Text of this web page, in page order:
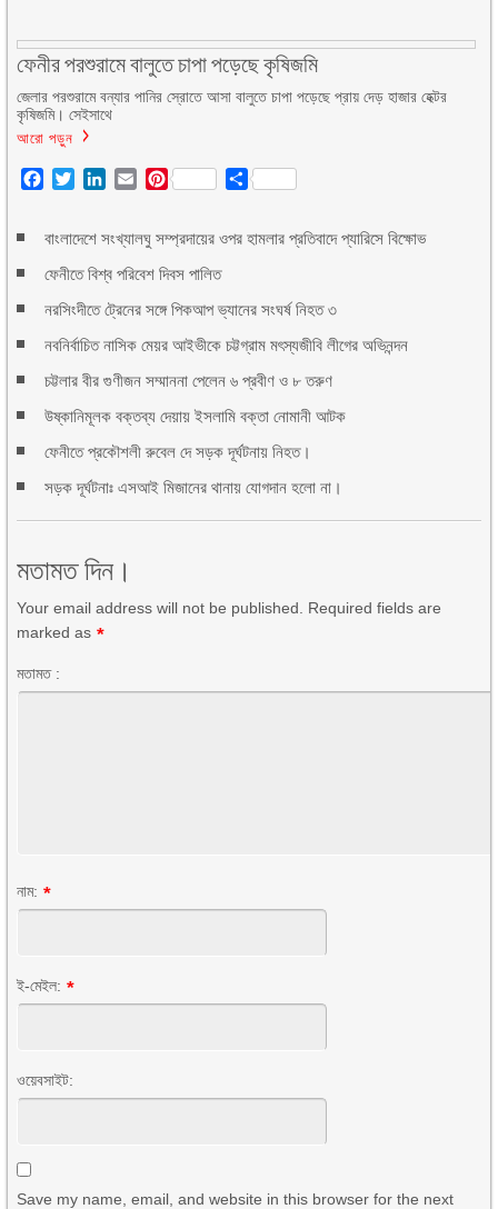
ফেনীর পরশুরামে বালুতে চাপা পড়েছে কৃষিজমি
জেলার পরশুরামে বন্যার পানির স্রোতে আসা বালুতে চাপা পড়েছে প্রায় দেড় হাজার হেক্টর
কৃষিজমি। সেইসাথে
আরো পড়ুন
Facebook
TwitterLinkedIn
EmailPinterest Share
বাংলাদেশে সংখ্যালঘু সম্প্রদায়ের ওপর হামলার প্রতিবাদে প্যারিসে বিক্ষোভ
ফেনীতে বিশ্ব পরিবেশ দিবস পালিত
নরসিংদীতে ট্রেনের সঙ্গে পিকআপ ভ্যানের সংঘর্ষ নিহত ৩
নবনির্বাচিত নাসিক মেয়র আইভীকে চট্টগ্রাম মৎস্যজীবি লীগের অভিনন্দন
চট্টলার বীর গুণীজন সম্মাননা পেলেন ৬ প্রবীণ ও ৮ তরুণ
উষ্কানিমূলক বক্তব্য দেয়ায় ইসলামি বক্তা নোমানী আটক
ফেনীতে প্রকৌশলী রুবেল দে সড়ক দূর্ঘটনায় নিহত।
সড়ক দূর্ঘটনাঃ এসআই মিজানের থানায় যোগদান হলো না।
মতামত দিন।
Your email address will not be published. Required fields are
marked as *
মতামত :
নাম: *
ই-মেইল: *
ওয়েবসাইট:
Save my name, email, and website in this browser for the next